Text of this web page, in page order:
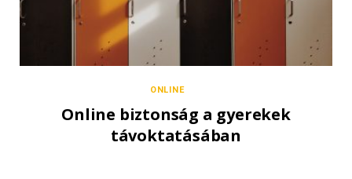
ONLINE
Online biztonság a gyerekek
távoktatásában